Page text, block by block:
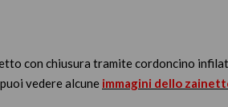
con chiusura tramite cordoncino
vedere alcune immagini dello